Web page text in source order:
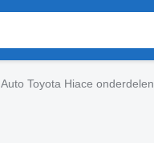
Auto Toyota Hiace onderdelen